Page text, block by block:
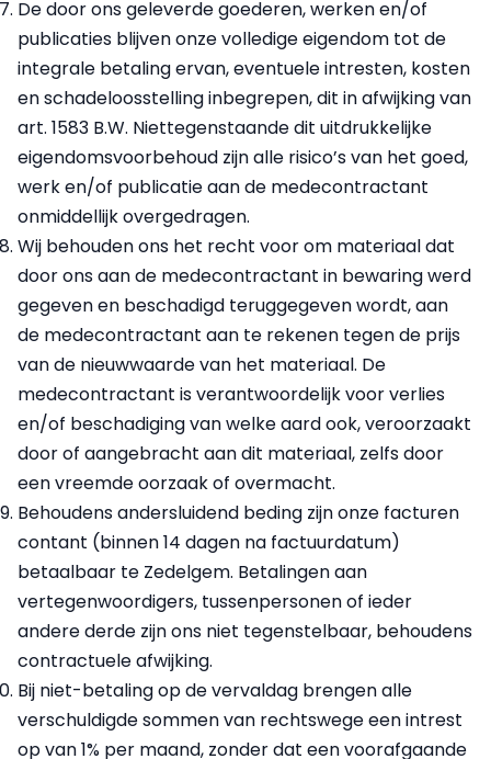
De door ons geleverde goederen, werken en/of
publicaties blijven onze volledige eigendom tot de
integrale betaling ervan, eventuele intresten, kosten
en schadeloosstelling inbegrepen, dit in afwijking van
art. 1583 B.W. Niettegenstaande dit uitdrukkelijke
eigendomsvoorbehoud zijn alle risico’s van het goed,
werk en/of publicatie aan de medecontractant
onmiddellijk overgedragen.
Wij behouden ons het recht voor om materiaal dat
door ons aan de medecontractant in bewaring werd
gegeven en beschadigd teruggegeven wordt, aan
de medecontractant aan te rekenen tegen de prijs
van de nieuwwaarde van het materiaal. De
medecontractant is verantwoordelijk voor verlies
en/of beschadiging van welke aard ook, veroorzaakt
door of aangebracht aan dit materiaal, zelfs door
een vreemde oorzaak of overmacht.
Behoudens andersluidend beding zijn onze facturen
contant (binnen 14 dagen na factuurdatum)
betaalbaar te Zedelgem. Betalingen aan
vertegenwoordigers, tussenpersonen of ieder
andere derde zijn ons niet tegenstelbaar, behoudens
contractuele afwijking.
Bij niet-betaling op de vervaldag brengen alle
verschuldigde sommen van rechtswege een intrest
op van 1% per maand, zonder dat een voorafgaande